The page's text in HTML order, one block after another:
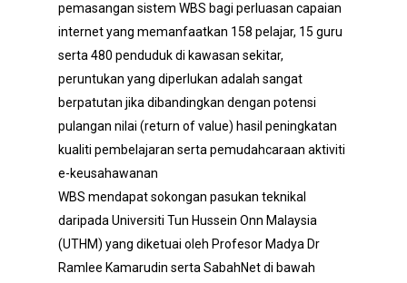
pemasangan sistem WBS bagi perluasan capaian
internet yang memanfaatkan 158 pelajar, 15 guru
serta 480 penduduk di kawasan sekitar,
peruntukan yang diperlukan adalah sangat
berpatutan jika dibandingkan dengan potensi
pulangan nilai (return of value) hasil peningkatan
kualiti pembelajaran serta pemudahcaraan aktiviti
e-keusahawanan
WBS mendapat sokongan pasukan teknikal
daripada Universiti Tun Hussein Onn Malaysia
(UTHM) yang diketuai oleh Profesor Madya Dr
Ramlee Kamarudin serta SabahNet di bawah